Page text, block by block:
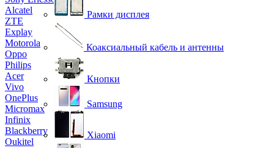
Alcatel
ZTE
Explay
Motorola
Oppo
Philips
Acer
Vivo
OnePlus
Micromax
Infinix
Blackberry
Oukitel
Рамки дисплея
Коаксиальный кабель и антенны
Кнопки
Samsung
Xiaomi